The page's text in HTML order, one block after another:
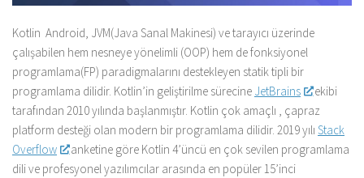
Kotlin Android, JVM(Java Sanal Makinesi) ve tarayıcı üzerinde
çalışabilen hem nesneye yönelimli (OOP) hem de fonksiyonel
programlama(FP) paradigmalarını destekleyen statik tipli bir
programlama dilidir. Kotlin’in geliştirilme sürecine JetBrains
ekibi
tarafından 2010 yılında başlanmıştır. Kotlin çok amaçlı , çapraz
platform desteği olan modern bir programlama dilidir. 2019 yılı Stack
Overflow
anketine göre Kotlin 4’üncü en çok sevilen programlama
dili ve profesyonel yazılımcılar arasında en popüler 15’inci